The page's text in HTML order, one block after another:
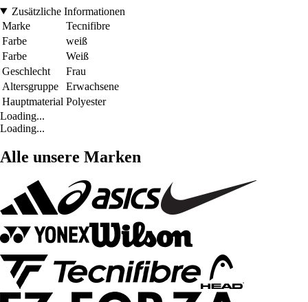
Zusätzliche Informationen
Marke
Tecnifibre
Farbe
weiß
Farbe
Weiß
Geschlecht
Frau
Altersgruppe
Erwachsene
Hauptmaterial Polyester
Loading...
Loading...
Alle unsere Marken